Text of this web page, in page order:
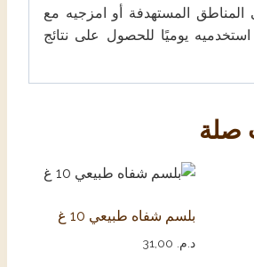
المستهدفة أو امزجيه مع
يوميًا للحصول على نتائج
صلة
بلسم شفاه طبيعي 10 غ
د.م.